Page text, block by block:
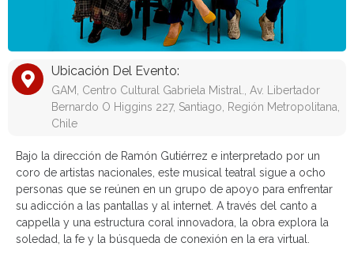
Ubicación Del Evento:
GAM, Centro Cultural Gabriela Mistral., Av. Libertador
Bernardo O Higgins 227, Santiago, Región Metropolitana,
Chile
Bajo la dirección de Ramón Gutiérrez e interpretado por un
coro de artistas nacionales, este musical teatral sigue a ocho
personas que se reúnen en un grupo de apoyo para enfrentar
su adicción a las pantallas y al internet. A través del canto a
cappella y una estructura coral innovadora, la obra explora la
soledad, la fe y la búsqueda de conexión en la era virtual.